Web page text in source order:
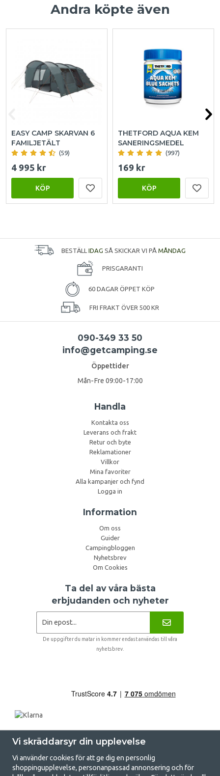
Andra köpte även
EASY CAMP SKARVAN 6
FAMILJETÄLT
(59)
4 995 kr
KÖP
THETFORD AQUA KEM
SANERINGSMEDEL
(997)
169 kr
KÖP
BESTÄLL IDAG SÅ SKICKAR VI PÅ MÅNDAG
PRISGARANTI
60 DAGAR ÖPPET KÖP
FRI FRAKT ÖVER 500 KR
090-349 33 50
info@getcamping.se
Öppettider
Mån-Fre 09:00-17:00
Handla
Kontakta oss
Leverans och frakt
Retur och byte
Reklamationer
Villkor
Mina favoriter
Alla kampanjer och fynd
Logga in
Information
Om oss
Guider
Campingbloggen
Nyhetsbrev
Om Cookies
Ta del av våra bästa
erbjudanden och nyheter
De uppgifter du matar in kommer endast användas till våra
nyhetsbrev.
Vi skräddarsyr din upplevelse
Vi använder cookies för att ge dig en personlig
shoppingupplevelse, personanpassad annonsering och för